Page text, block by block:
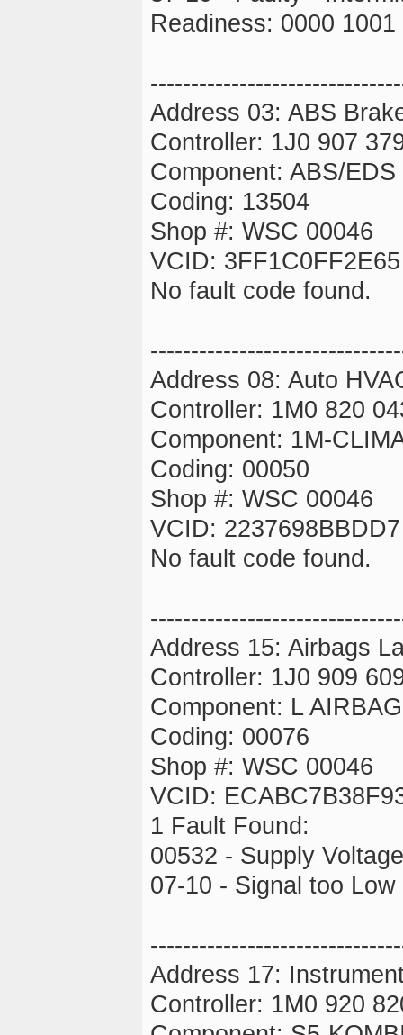
Readiness: 0000 1001
Address 03: ABS
Controller: 1J0 907
Component: ABS/
Coding: 13504
Shop #: WSC 00046
VCID: 3FF1C0FF2E65
No fault code found.
Address 08: Auto
Controller: 1M0 820
Component: 1M-
Coding: 00050
Shop #: WSC 00046
VCID: 2237698BBDD7
No fault code found.
Address 15: Airbags
Controller: 1J0 909
Component: L
Coding: 00076
Shop #: WSC 00046
VCID:
1 Fault Found:
00532 - Supply
07-10 - Signal too
Address 17:
Controller: 1M0 920